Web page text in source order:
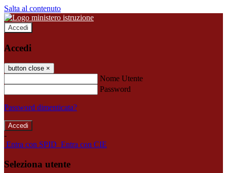
Salta al contenuto
Accedi
Accedi
button close ×
Nome Utente
Password
Password dimenticata?
-
Entra con SPID Entra con CIE
Seleziona utente